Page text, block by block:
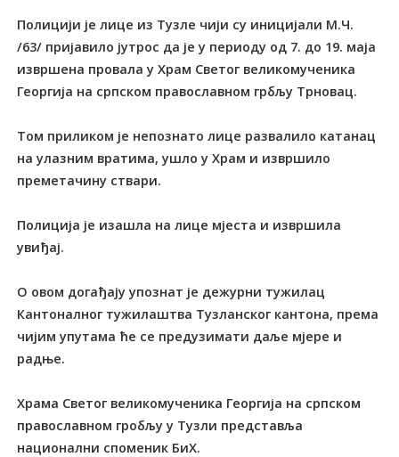
Полицији је лице из Тузле чији су иницијали М.Ч.
/63/ пријавило јутрос да је у периоду од 7. до 19. маја
извршена провала у Храм Светог великомученика
Георгија на српском православном грбљу Трновац.
Том приликом је непознато лице развалило катанац
на улазним вратима, ушло у Храм и извршило
преметачину ствари.
Полиција је изашла на лице мјеста и извршила
увиђај.
О овом догађају упознат је дежурни тужилац
Кантоналног тужилаштва Тузланског кантона, према
чијим упутама ће се предузимати даље мјере и
радње.
Храма Светог великомученика Георгија на српском
православном гробљу у Тузли представља
национални споменик БиХ.